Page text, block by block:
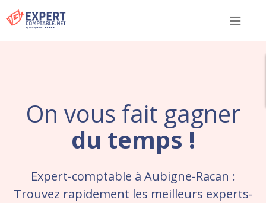
Menu
On vous fait gagner
du temps !
Expert-comptable à Aubigne-Racan :
Trouvez rapidement les meilleurs experts-